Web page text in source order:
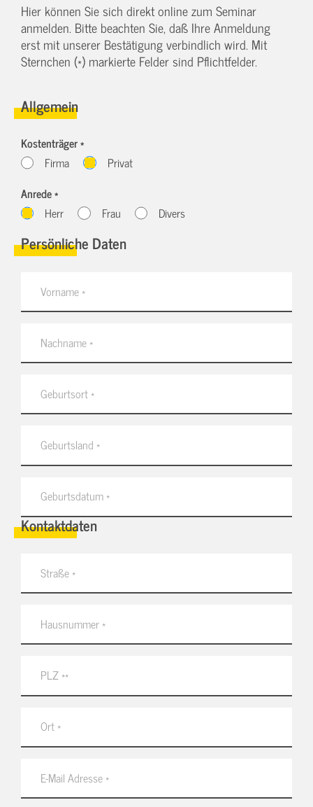
Hier können Sie sich direkt online zum Seminar
anmelden. Bitte beachten Sie, daß Ihre Anmeldung
erst mit unserer Bestätigung verbindlich wird. Mit
Sternchen (*) markierte Felder sind Pflichtfelder.
Allgemein
Kostenträger *
Firma
Privat
Anrede *
Herr
Frau Divers
Persönliche Daten
Kontaktdaten